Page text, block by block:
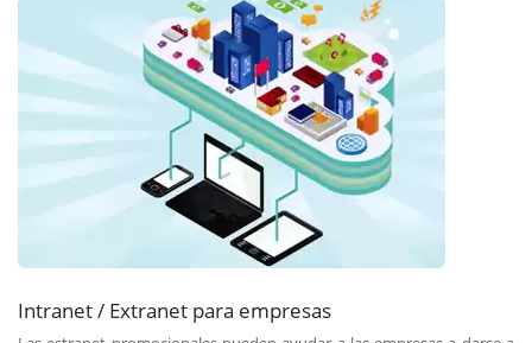
Intranet / Extranet para empresas